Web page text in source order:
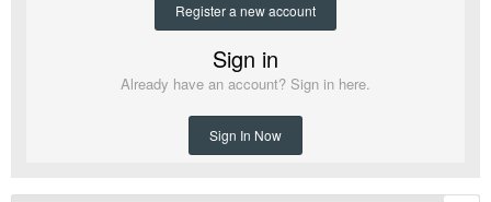
Register a new account
Sign in
Already have an account? Sign in here.
Sign In Now